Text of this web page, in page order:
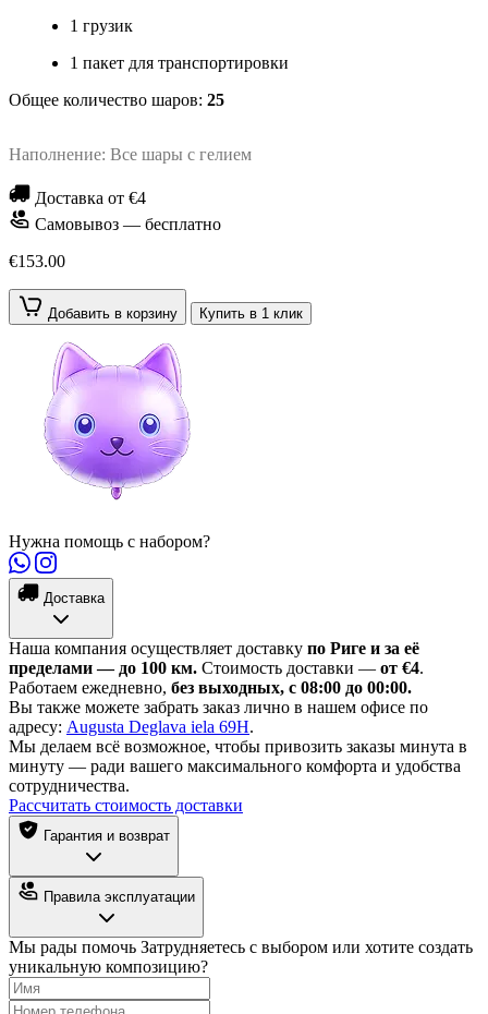
1 грузик
1 пакет для транспортировки
Общее количество шаров: 25
Наполнение: Все шары с гелием
Доставка от €4
Самовывоз — бесплатно
€153.00
Добавить в корзину Купить в 1 клик
Нужна помощь с набором?
Доставка
Наша компания осуществляет доставку по Риге и за её
пределами — до 100 км. Стоимость доставки — от €4.
Работаем ежедневно, без выходных, с 08:00 до 00:00.
Вы также можете забрать заказ лично в нашем офисе по
адресу: Augusta Deglava iela 69H.
Мы делаем всё возможное, чтобы привозить заказы минута в
минуту — ради вашего максимального комфорта и удобства
сотрудничества.
Рассчитать стоимость доставки
Гарантия и возврат
Правила эксплуатации
Мы рады помочь Затрудняетесь с выбором или хотите создать
уникальную композицию?